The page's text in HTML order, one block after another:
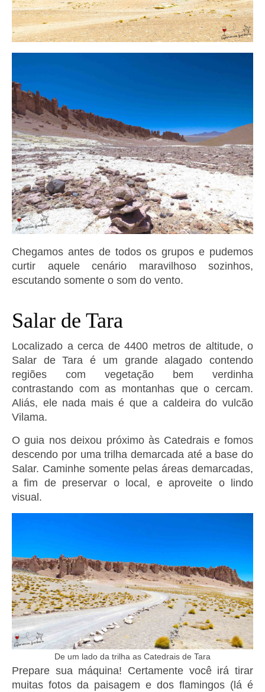
Chegamos antes de todos os grupos e pudemos
curtir aquele cenário maravilhoso sozinhos,
escutando somente o som do vento.
Salar de Tara
Localizado a cerca de 4400 metros de altitude, o
Salar de Tara é um grande alagado contendo
regiões com vegetação bem verdinha
contrastando com as montanhas que o cercam.
Aliás, ele nada mais é que a caldeira do vulcão
Vilama.
O guia nos deixou próximo às Catedrais e fomos
descendo por uma trilha demarcada até a base do
Salar. Caminhe somente pelas áreas demarcadas,
a fim de preservar o local, e aproveite o lindo
visual.
De um lado da trilha as Catedrais de Tara
Prepare sua máquina! Certamente você irá tirar
muitas fotos da paisagem e dos flamingos (lá é